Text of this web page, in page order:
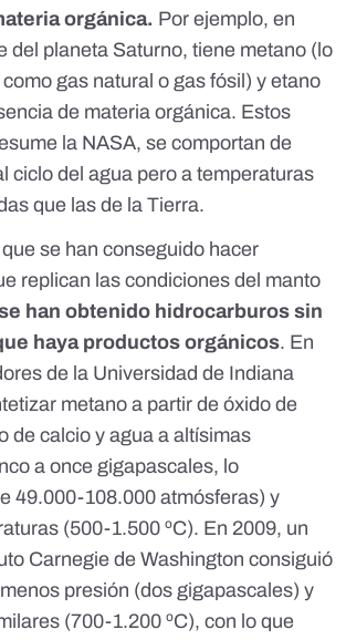
orgánica. Por ejemplo, en
del planeta Saturno, tiene metano (lo
gas natural o gas fósil) y etano
de materia orgánica. Estos
la NASA, se comportan de
ciclo del agua pero a temperaturas
que las de la Tierra.
se han conseguido hacer
replican las condiciones del manto
han obtenido hidrocarburos sin
haya productos orgánicos. En
de la Universidad de Indiana
metano a partir de óxido de
de calcio y agua a altísimas
a once gigapascales, lo
49.000-108.000 atmósferas) y
(500-1.500 ºC). En 2009, un
Carnegie de Washington consiguió
presión (dos gigapascales) y
(700-1.200 ºC), con lo que